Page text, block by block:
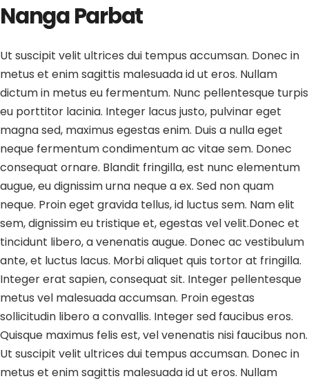
Nanga Parbat
Ut suscipit velit ultrices dui tempus accumsan. Donec in
metus et enim sagittis malesuada id ut eros. Nullam
dictum in metus eu fermentum. Nunc pellentesque turpis
eu porttitor lacinia. Integer lacus justo, pulvinar eget
magna sed, maximus egestas enim. Duis a nulla eget
neque fermentum condimentum ac vitae sem. Donec
consequat ornare. Blandit fringilla, est nunc elementum
augue, eu dignissim urna neque a ex. Sed non quam
neque. Proin eget gravida tellus, id luctus sem. Nam elit
sem, dignissim eu tristique et, egestas vel velit.Donec et
tincidunt libero, a venenatis augue. Donec ac vestibulum
ante, et luctus lacus. Morbi aliquet quis tortor at fringilla.
Integer erat sapien, consequat sit. Integer pellentesque
metus vel malesuada accumsan. Proin egestas
sollicitudin libero a convallis. Integer sed faucibus eros.
Quisque maximus felis est, vel venenatis nisi faucibus non.
Ut suscipit velit ultrices dui tempus accumsan. Donec in
metus et enim sagittis malesuada id ut eros. Nullam